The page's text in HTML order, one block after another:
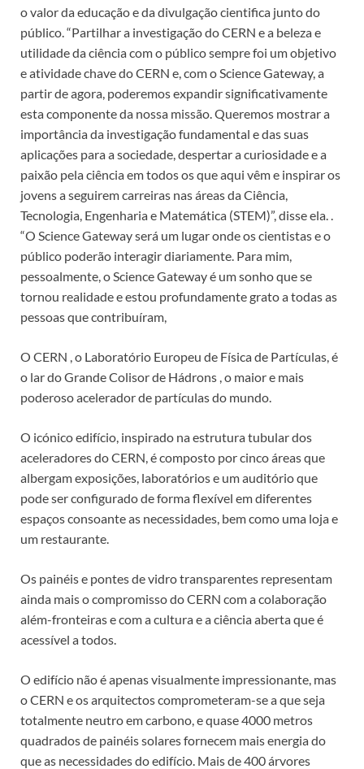
o valor da educação e da divulgação cientifica junto do
público. “Partilhar a investigação do CERN e a beleza e
utilidade da ciência com o público sempre foi um objetivo
e atividade chave do CERN e, com o Science Gateway, a
partir de agora, poderemos expandir significativamente
esta componente da nossa missão. Queremos mostrar a
importância da investigação fundamental e das suas
aplicações para a sociedade, despertar a curiosidade e a
paixão pela ciência em todos os que aqui vêm e inspirar os
jovens a seguirem carreiras nas áreas da Ciência,
Tecnologia, Engenharia e Matemática (STEM)”, disse ela. .
“O Science Gateway será um lugar onde os cientistas e o
público poderão interagir diariamente. Para mim,
pessoalmente, o Science Gateway é um sonho que se
tornou realidade e estou profundamente grato a todas as
pessoas que contribuíram,
O CERN , o Laboratório Europeu de Física de Partículas, é
o lar do Grande Colisor de Hádrons , o maior e mais
poderoso acelerador de partículas do mundo.
O icónico edifício, inspirado na estrutura tubular dos
aceleradores do CERN, é composto por cinco áreas que
albergam exposições, laboratórios e um auditório que
pode ser configurado de forma flexível em diferentes
espaços consoante as necessidades, bem como uma loja e
um restaurante.
Os painéis e pontes de vidro transparentes representam
ainda mais o compromisso do CERN com a colaboração
além-fronteiras e com a cultura e a ciência aberta que é
acessível a todos.
O edifício não é apenas visualmente impressionante, mas
o CERN e os arquitectos comprometeram-se a que seja
totalmente neutro em carbono, e quase 4000 metros
quadrados de painéis solares fornecem mais energia do
que as necessidades do edifício. Mais de 400 árvores